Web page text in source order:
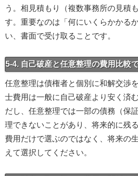
う。相見積もり（複数事務所の見積
す。重要なのは「何にいくらかかる
い、書面で受け取ることです。
5-4. 自己破産と任意整理の費用比較
任意整理は債権者と個別に和解交渉
士費用は一般に自己破産より安く済
だし、任意整理では一部の債務（保
理できないことがあり、将来的に残
費用だけで選ぶのではなく、将来の
えて選択してください。